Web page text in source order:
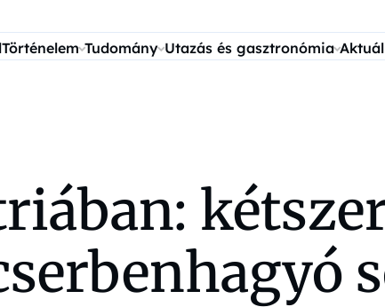
Történelem Tudomány Utazás és gasztronómia